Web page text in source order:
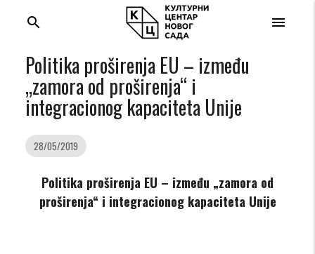
menu
search
Politika proširenja EU – između
„zamora od proširenja“ i
integracionog kapaciteta Unije
28/05/2019
Politika proširenja EU – između „zamora od
proširenja“ i integracionog kapaciteta Unije